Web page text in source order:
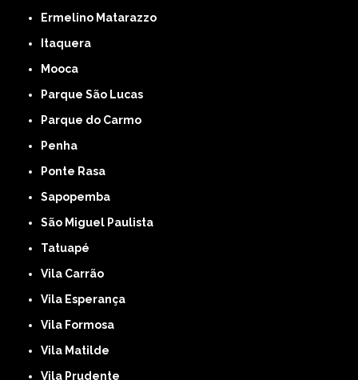
Ermelino Matarazzo
Itaquera
Mooca
Parque São Lucas
Parque do Carmo
Penha
Ponte Rasa
Sapopemba
São Miguel Paulista
Tatuapé
Vila Carrão
Vila Esperança
Vila Formosa
Vila Matilde
Vila Prudente